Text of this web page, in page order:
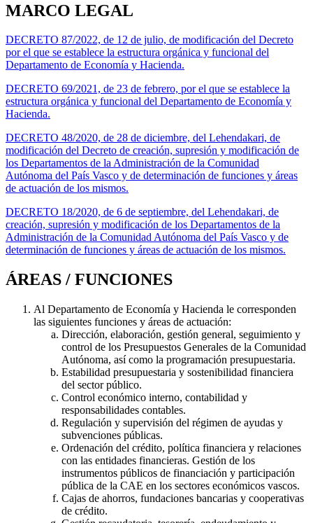
MARCO LEGAL
DECRETO 87/2022, de 12 de julio, de modificación del Decreto
por el que se establece la estructura orgánica y funcional del
Departamento de Economía y Hacienda.
DECRETO 69/2021, de 23 de febrero, por el que se establece la
estructura orgánica y funcional del Departamento de Economía y
Hacienda.
DECRETO 48/2020, de 28 de diciembre, del Lehendakari, de
modificación del Decreto de creación, supresión y modificación de
los Departamentos de la Administración de la Comunidad
Autónoma del País Vasco y de determinación de funciones y áreas
de actuación de los mismos.
DECRETO 18/2020, de 6 de septiembre, del Lehendakari, de
creación, supresión y modificación de los Departamentos de la
Administración de la Comunidad Autónoma del País Vasco y de
determinación de funciones y áreas de actuación de los mismos.
ÁREAS / FUNCIONES
Al Departamento de Economía y Hacienda le corresponden
las siguientes funciones y áreas de actuación:
Dirección, elaboración, gestión general, seguimiento y
control de los Presupuestos Generales de la Comunidad
Autónoma, así como la programación presupuestaria.
Estabilidad presupuestaria y sostenibilidad financiera
del sector público.
Control económico interno, contabilidad y
responsabilidades contables.
Regulación y supervisión del régimen de ayudas y
subvenciones públicas.
Ordenación del crédito, política financiera y relaciones
con las entidades financieras. Gestión de los
instrumentos públicos de financiación y participación
pública de la CAE en los sectores económicos vascos.
Cajas de ahorros, fundaciones bancarias y cooperativas
de crédito.